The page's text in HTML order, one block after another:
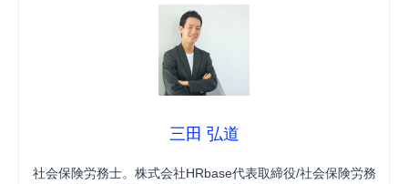
三田 弘道
社会保険労務士。株式会社HRbase代表取締役/社会保険労務